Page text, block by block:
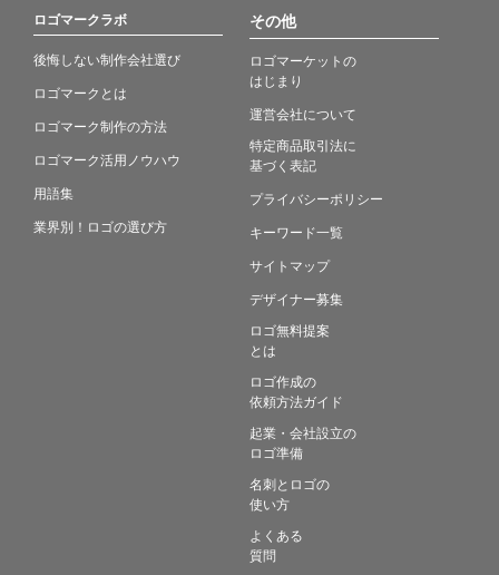
ロゴマークラボ
後悔しない制作会社選び
ロゴマークとは
ロゴマーク制作の方法
ロゴマーク活用ノウハウ
用語集
業界別！ロゴの選び方
その他
ロゴマーケットの
はじまり
運営会社について
特定商品取引法に
基づく表記
プライバシーポリシー
キーワード一覧
サイトマップ
デザイナー募集
ロゴ無料提案
とは
ロゴ作成の
依頼方法ガイド
起業・会社設立の
ロゴ準備
名刺とロゴの
使い方
よくある
質問